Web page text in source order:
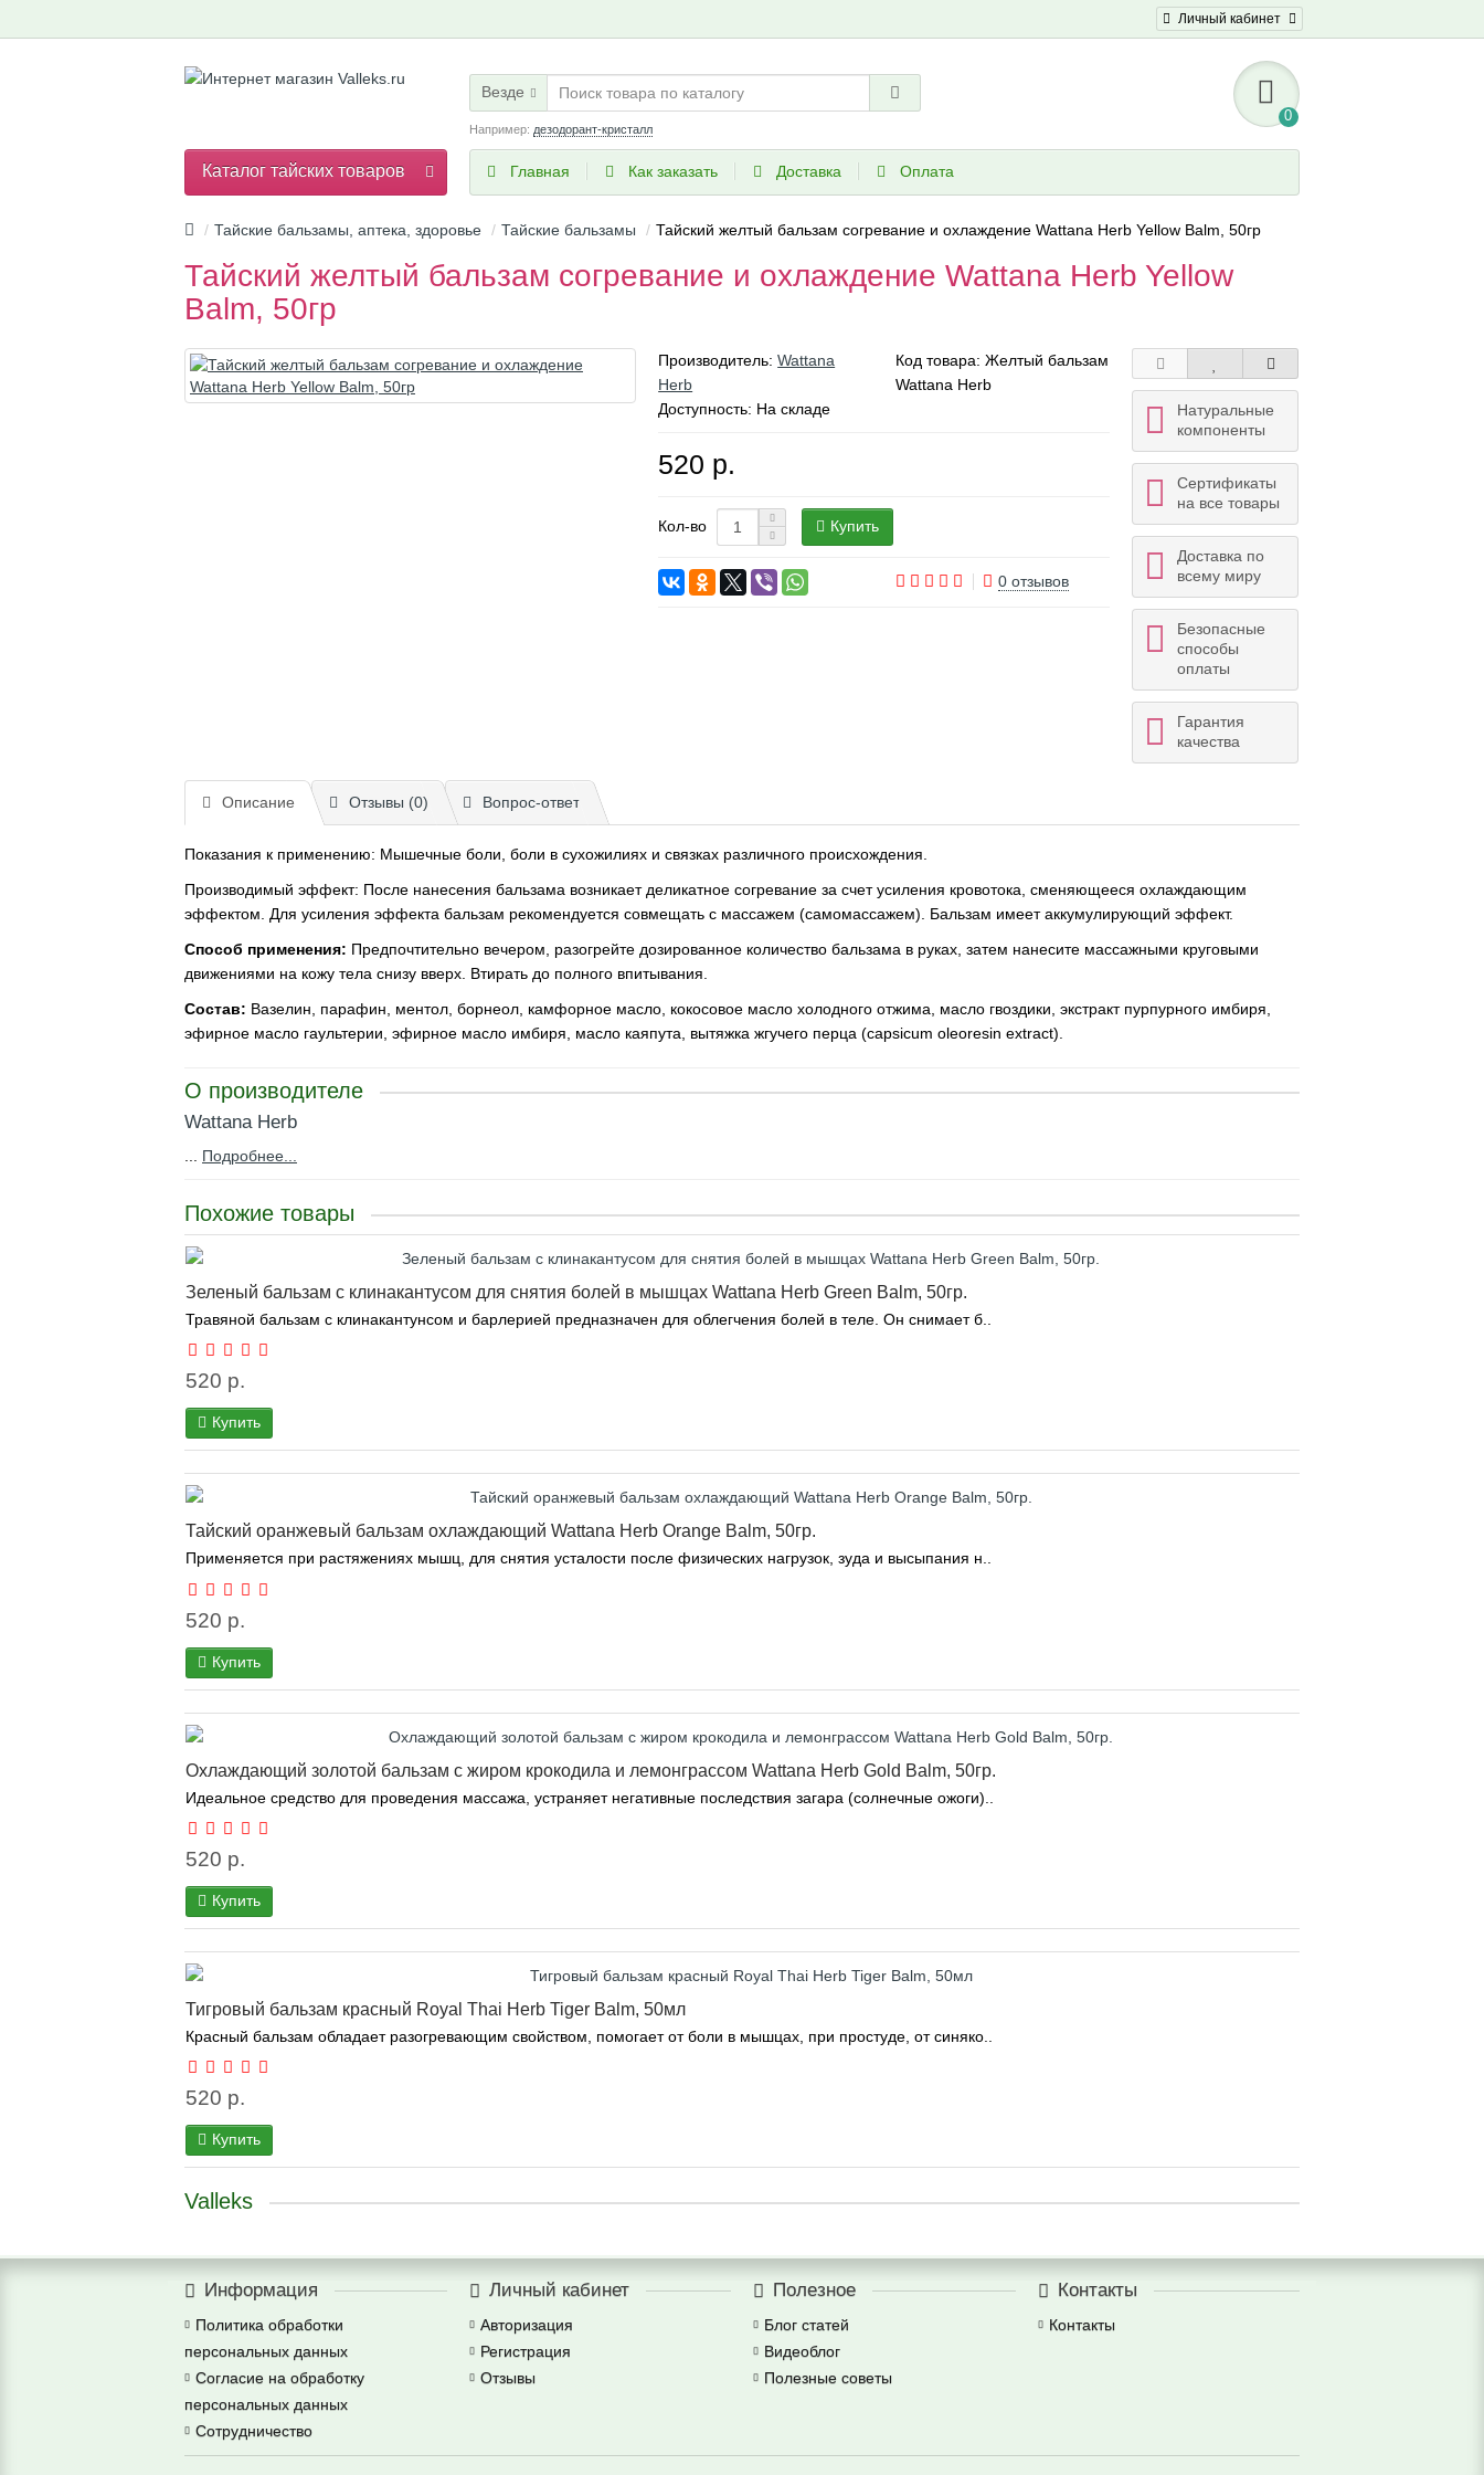
Личный кабинет
0
Везде
Например: дезодорант-кристалл
Главная Как заказать Доставка Оплата
Каталог тайских товаров
Тайские бальзамы, аптека, здоровье Тайские бальзамы Тайский желтый бальзам согревание и охлаждение Wattana Herb Yellow Balm, 50гр
Тайский желтый бальзам согревание и охлаждение Wattana Herb Yellow
Balm, 50гр
Производитель:Wattana
Herb
Код товара: Желтый бальзам
Wattana Herb
Доступность: На складе
520 р.
Кол-во Купить
0 отзывов
Натуральные
компоненты
Сертификаты
на все товары
Доставка по
всему миру
Безопасные
способы
оплаты
Гарантия
качества
Описание Отзывы (0) Вопрос-ответ
Показания к применению: Мышечные боли, боли в сухожилиях и связках различного происхождения.
Производимый эффект: После нанесения бальзама возникает деликатное согревание за счет усиления кровотока, сменяющееся охлаждающим
эффектом. Для усиления эффекта бальзам рекомендуется совмещать с массажем (самомассажем). Бальзам имеет аккумулирующий эффект.
Способ применения: Предпочтительно вечером, разогрейте дозированное количество бальзама в руках, затем нанесите массажными круговыми
движениями на кожу тела снизу вверх. Втирать до полного впитывания.
Состав: Вазелин, парафин, ментол, борнеол, камфорное масло, кокосовое масло холодного отжима, масло гвоздики, экстракт пурпурного имбиря,
эфирное масло гаультерии, эфирное масло имбиря, масло каяпута, вытяжка жгучего перца (capsicum oleoresin extract).
О производителе
Wattana Herb
Подробнее...
Похожие товары
Зеленый бальзам с клинакантусом для снятия болей в мышцах Wattana Herb Green Balm, 50гр.
Травяной бальзам с клинакантунсом и барлерией предназначен для облегчения болей в теле. Он снимает б..
520 р.
Купить
Тайский оранжевый бальзам охлаждающий Wattana Herb Orange Balm, 50гр.
Применяется при растяжениях мышц, для снятия усталости после физических нагрузок, зуда и высыпания н..
520 р.
Купить
Охлаждающий золотой бальзам с жиром крокодила и лемонграссом Wattana Herb Gold Balm, 50гр.
Идеальное средство для проведения массажа, устраняет негативные последствия загара (солнечные ожоги)..
520 р.
Купить
Тигровый бальзам красный Royal Thai Herb Tiger Balm, 50мл
Красный бальзам обладает разогревающим свойством, помогает от боли в мышцах, при простуде, от синяко..
520 р.
Купить
Valleks
Информация
Политика обработки
персональных данных
Согласие на обработку
персональных данных
Сотрудничество
Личный кабинет
Авторизация
Регистрация
Отзывы
Полезное
Блог статей
Видеоблог
Полезные советы
Контакты
Контакты